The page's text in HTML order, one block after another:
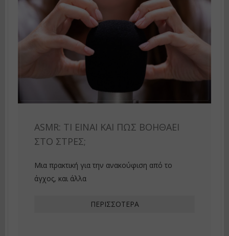
ASMR: ΤΙ ΕΊΝΑΙ ΚΑΙ ΠΏΣ ΒΟΗΘΆΕΙ
ΣΤΟ ΣΤΡΕΣ;
Μια πρακτική για την ανακούφιση από το
άγχος, και άλλα
ΠΕΡΙΣΣΌΤΕΡΑ